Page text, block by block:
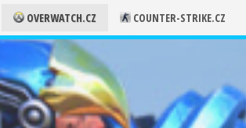
OVERWATCH.CZ COUNTER-STRIKE.CZ